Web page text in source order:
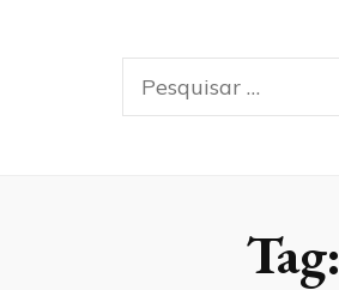
Pesquisar
por:
Tag: